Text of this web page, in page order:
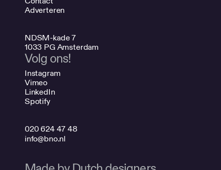
Adverteren
NDSM-kade 7
1033 PG Amsterdam
Volg ons!
Instagram
Vimeo
LinkedIn
Spotify
020 624 47 48
info@bno.nl